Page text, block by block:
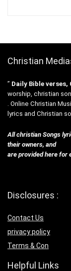
Christian
” Daily Bible
worship, christian
. Online Christian
lyrics and Christian
All christian Songs
their owners, and
are provided here for
Disclosures :
Contact Us
privacy policy
Terms & Con
Helpful Links